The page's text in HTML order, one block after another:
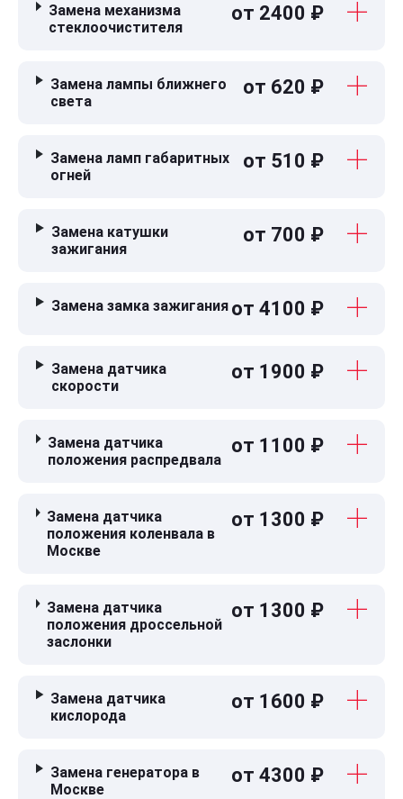
Замена механизма
стеклоочистителя
от 2400 ₽
Замена лампы ближнего
света
от 620 ₽
Замена ламп габаритных
огней
от 510 ₽
Замена катушки
зажигания
от 700 ₽
Замена замка зажигания от 4100 ₽
Замена датчика
скорости
от 1900 ₽
Замена датчика
положения распредвала
от 1100 ₽
Замена датчика
положения коленвала в
Москве
от 1300 ₽
Замена датчика
положения дроссельной
заслонки
от 1300 ₽
Замена датчика
кислорода
от 1600 ₽
Замена генератора в
Москве
от 4300 ₽